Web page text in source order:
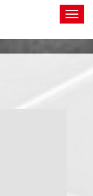
Toggle